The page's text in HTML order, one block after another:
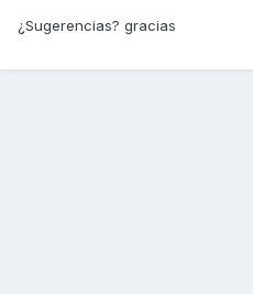
¿Sugerencias? gracias